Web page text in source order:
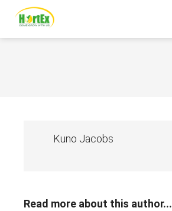
Kuno Jacobs
Read more about this author...